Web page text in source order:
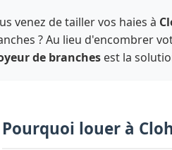
venez de tailler vos haies à
? Au lieu d'encombrer
de branches est la
Pourquoi louer à